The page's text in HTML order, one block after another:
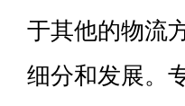
于其他的物流
细分和发展。